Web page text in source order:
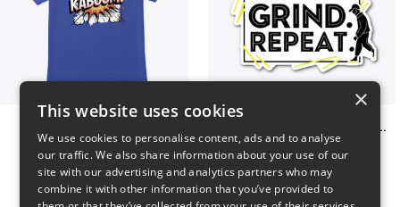
$23
Rise. Grand. Repeat – Motivational Tees
$7
×
This website uses cookies
We use cookies to personalise content, ads and to analyse
our traffic. We also share information about your use of our
site with our advertising and analytics partners who may
combine it with other information that you’ve provided to